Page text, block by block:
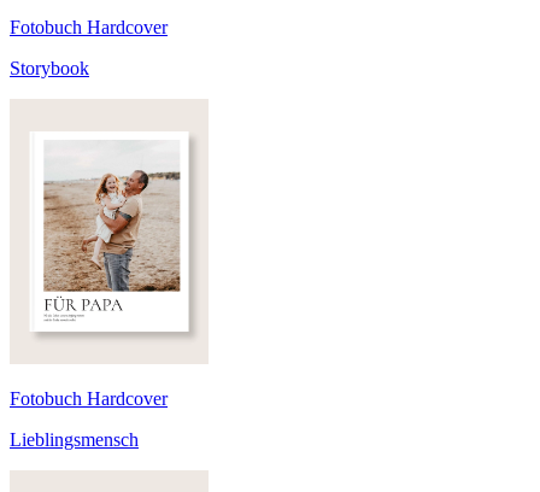
Fotobuch Hardcover
Storybook
Fotobuch Hardcover
Lieblingsmensch